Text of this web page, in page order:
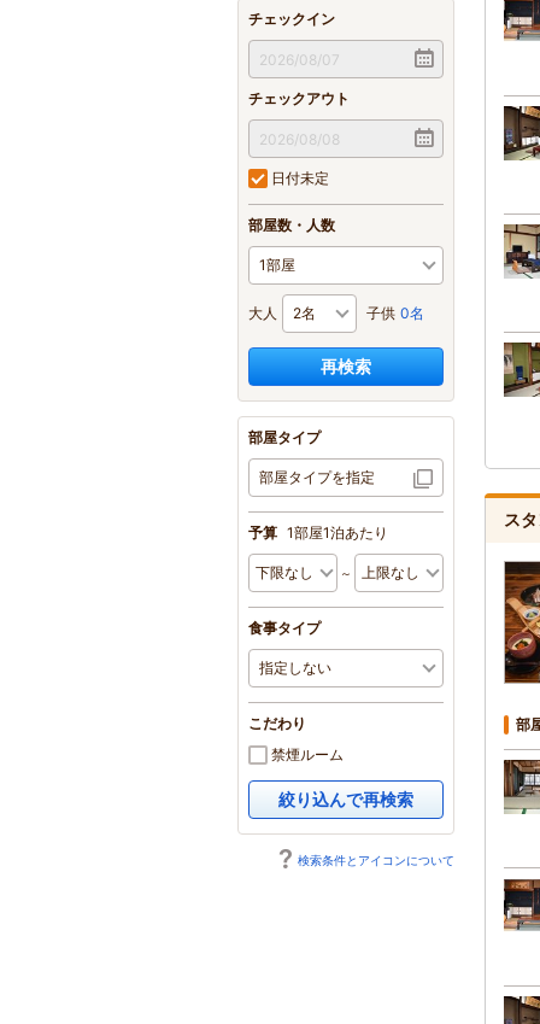
チェックイン
チェックアウト
日付未定
部屋数・人数
大人 子供 0名
再検索
部屋タイプ
部屋タイプを指定
予算 1部屋1泊あたり
～
食事タイプ
こだわり
禁煙ルーム
絞り込んで再検索
検索条件とアイコンについて
ス
部